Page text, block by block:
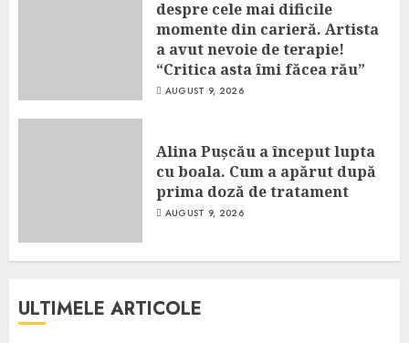
despre cele mai dificile
momente din carieră. Artista
a avut nevoie de terapie!
“Critica asta îmi făcea rău”
AUGUST 9, 2026
Alina Pușcău a început lupta
cu boala. Cum a apărut după
prima doză de tratament
AUGUST 9, 2026
ULTIMELE ARTICOLE